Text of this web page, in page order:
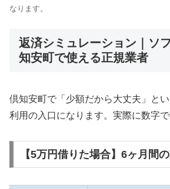
なります。
返済シミュレーション｜ソ
知安町で使える正規業者
倶知安町で「少額だから大丈夫」と
利用の入口になります。実際に数字で
【5万円借りた場合】6ヶ月間